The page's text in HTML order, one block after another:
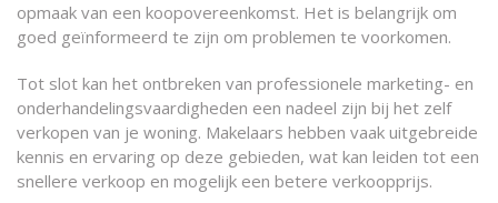
opmaak van een koopovereenkomst. Het is belangrijk om
goed geïnformeerd te zijn om problemen te voorkomen.
Tot slot kan het ontbreken van professionele marketing- en
onderhandelingsvaardigheden een nadeel zijn bij het zelf
verkopen van je woning. Makelaars hebben vaak uitgebreide
kennis en ervaring op deze gebieden, wat kan leiden tot een
snellere verkoop en mogelijk een betere verkoopprijs.